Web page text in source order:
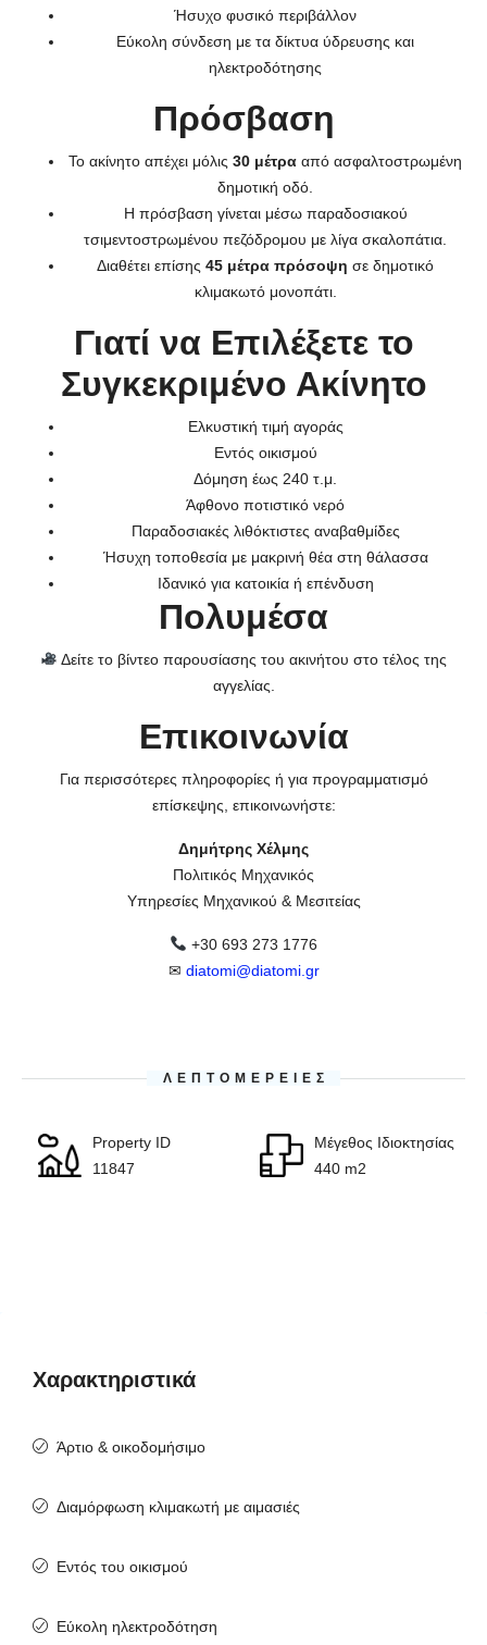
Ήσυχο φυσικό περιβάλλον
Εύκολη σύνδεση με τα δίκτυα ύδρευσης και
ηλεκτροδότησης
Πρόσβαση
Το ακίνητο απέχει μόλις 30 μέτρα από ασφαλτοστρωμένη
δημοτική οδό.
Η πρόσβαση γίνεται μέσω παραδοσιακού
τσιμεντοστρωμένου πεζόδρομου με λίγα σκαλοπάτια.
Διαθέτει επίσης 45 μέτρα πρόσοψη σε δημοτικό
κλιμακωτό μονοπάτι.
Γιατί να Επιλέξετε το
Συγκεκριμένο Ακίνητο
Ελκυστική τιμή αγοράς
Εντός οικισμού
Δόμηση έως 240 τ.μ.
Άφθονο ποτιστικό νερό
Παραδοσιακές λιθόκτιστες αναβαθμίδες
Ήσυχη τοποθεσία με μακρινή θέα στη θάλασσα
Ιδανικό για κατοικία ή επένδυση
Πολυμέσα
Δείτε το βίντεο παρουσίασης του ακινήτου στο τέλος της
αγγελίας.
Επικοινωνία
Για περισσότερες πληροφορίες ή για προγραμματισμό
επίσκεψης, επικοινωνήστε:
Δημήτρης Χέλμης
Πολιτικός Μηχανικός
Υπηρεσίες Μηχανικού & Μεσιτείας
+30 693 273 1776
✉ diatomi@diatomi.gr
ΛΕΠΤΟΜΈΡΕΙΕΣ
Property ID
11847
Μέγεθος Ιδιοκτησίας
440 m2
Χαρακτηριστικά
Άρτιο & οικοδομήσιμο
Διαμόρφωση κλιμακωτή με αιμασιές
Εντός του οικισμού
Εύκολη ηλεκτροδότηση